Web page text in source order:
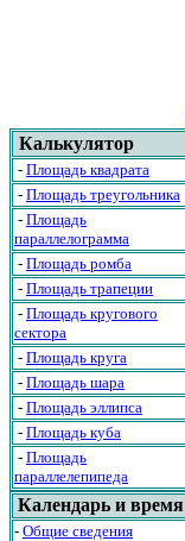
Калькулятор
- Площадь квадрата
- Площадь треугольника
- Площадь
параллелограмма
- Площадь ромба
- Площадь трапеции
- Площадь кругового
сектора
- Площадь круга
- Площадь шара
- Площадь эллипса
- Площадь куба
- Площадь
параллелепипеда
Календарь и время
- Общие сведения